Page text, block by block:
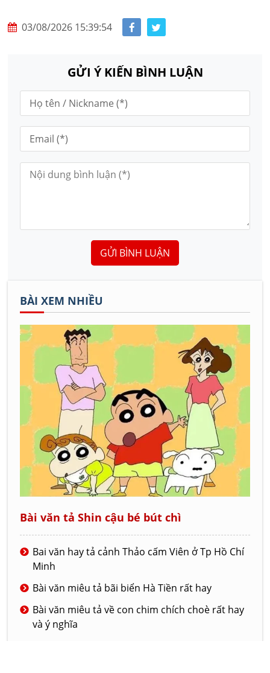
03/08/2026 15:39:54
GỬI Ý KIẾN BÌNH LUẬN
GỬI BÌNH LUẬN
BÀI XEM NHIỀU
Bài văn tả Shin cậu bé bút chì
Bai văn hay tả cảnh Thảo cấm Viên ở Tp Hồ Chí
Minh
Bài văn miêu tả bãi biển Hà Tiền rất hay
Bài văn miêu tả về con chim chích choè rất hay
và ý nghĩa